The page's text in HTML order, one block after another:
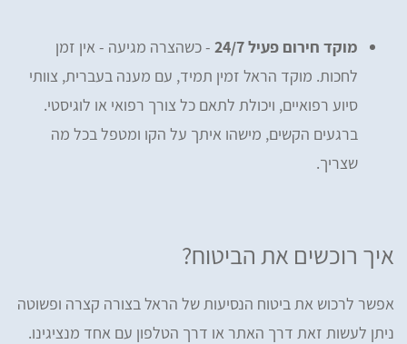
מוקד חירום פעיל 24/7
- כשהצרה מגיעה - אין זמן
לחכות. מוקד הראל זמין תמיד, עם מענה בעברית, צוותי
סיוע רפואיים, ויכולת לתאם כל צורך רפואי או לוגיסטי.
ברגעים הקשים, מישהו איתך על הקו ומטפל בכל מה
שצריך.
איך רוכשים את הביטוח?
אפשר לרכוש את ביטוח הנסיעות של הראל בצורה קצרה ופשוטה
ניתן לעשות זאת דרך האתר או דרך הטלפון עם אחד מנציגינו.